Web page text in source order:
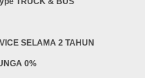
SELAMA 2 TAHUN
0%